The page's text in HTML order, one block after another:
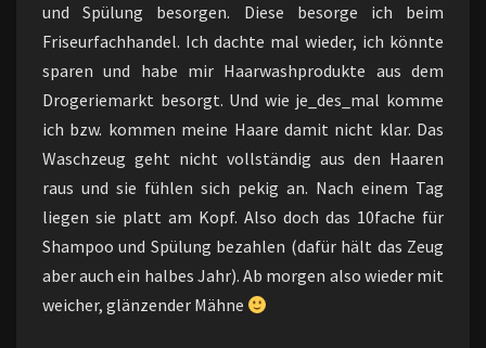
und Spülung besorgen. Diese besorge ich beim
Friseurfachhandel. Ich dachte mal wieder, ich könnte
sparen und habe mir Haarwashprodukte aus dem
Drogeriemarkt besorgt. Und wie je_des_mal komme
ich bzw. kommen meine Haare damit nicht klar. Das
Waschzeug geht nicht vollständig aus den Haaren
raus und sie fühlen sich pekig an. Nach einem Tag
liegen sie platt am Kopf. Also doch das 10fache für
Shampoo und Spülung bezahlen (dafür hält das Zeug
aber auch ein halbes Jahr). Ab morgen also wieder mit
weicher, glänzender Mähne